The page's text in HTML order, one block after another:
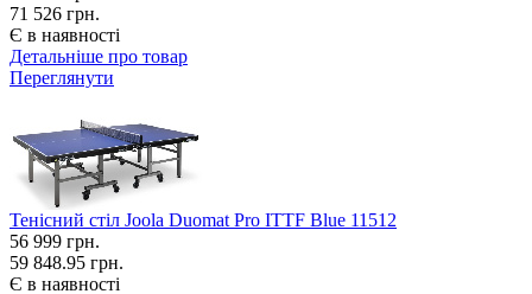
71 526 грн.
Є в наявності
Детальніше про товар
Переглянути
Тенісний стіл Joola Duomat Pro ITTF Blue 11512
56 999 грн.
59 848.95 грн.
Є в наявності